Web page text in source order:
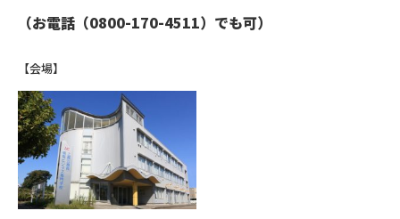
（お電話（0800-170-4511）でも可）
【会場】